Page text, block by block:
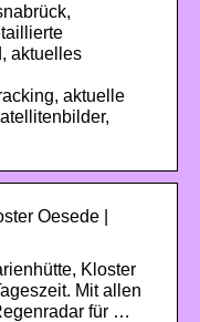
aktuelles
aktuelle
Oesede |
Kloster
Mit allen
für …